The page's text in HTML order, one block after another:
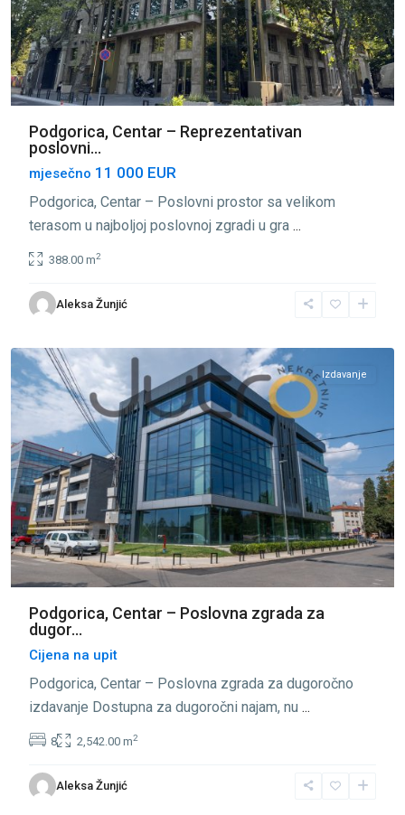
Podgorica, Centar – Reprezentativan
poslovni...
mjesečno 11 000 EUR
Podgorica, Centar – Poslovni prostor sa velikom
terasom u najboljoj poslovnoj zgradi u gra ...
388.00 m2
Aleksa Žunjić
Centar
Podgorica,
Izdavanje
Podgorica, Centar – Poslovna zgrada za
dugor...
Cijena na upit
Podgorica, Centar – Poslovna zgrada za dugoročno
izdavanje Dostupna za dugoročni najam, nu ...
8 2,542.00 m2
Aleksa Žunjić
Centar
Podgorica,